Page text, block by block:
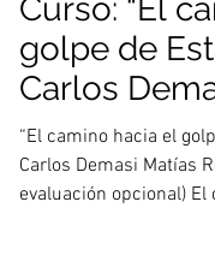
Curso: “El
golpe de
Carlos
Rodríguez
“El camino hacia el
Carlos Demasi Matías
evaluación opcional)